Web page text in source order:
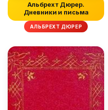
Альбрехт Дюрер.
Дневники и письма
АЛЬБРЕХТ ДЮРЕР